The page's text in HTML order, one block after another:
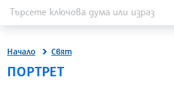
Начало Свят
ПОРТРЕТ